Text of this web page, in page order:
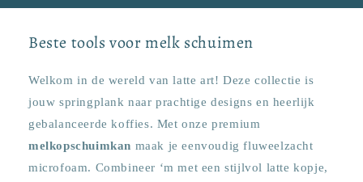
Beste tools voor melk schuimen
Welkom in de wereld van latte art! Deze collectie is
jouw springplank naar prachtige designs en heerlijk
gebalanceerde koffies. Met onze premium
melkopschuimkan maak je eenvoudig fluweelzacht
microfoam. Combineer ‘m met een stijlvol latte kopje,